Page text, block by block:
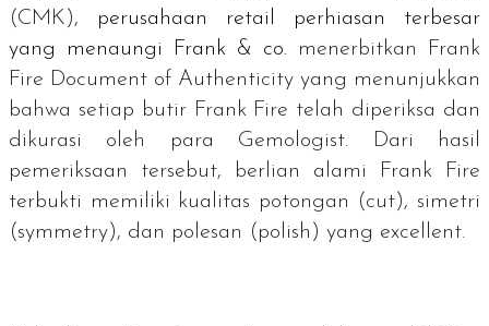
(CMK), perusahaan retail perhiasan terbesar
yang menaungi Frank & co. menerbitkan
Frank
Fire Document of Authenticity yang menunjukkan
bahwa setiap butir Frank Fire telah diperiksa dan
dikurasi oleh para Gemologist.
Dari hasil
pemeriksaan tersebut, berlian alami Frank Fire
terbukti memiliki kualitas potongan (cut), simetri
(symmetry), dan polesan ( polish ) yang excellent.